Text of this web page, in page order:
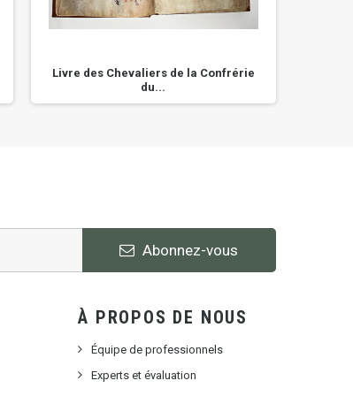
Livre des Chevaliers de la Confrérie
du...
Abonnez-vous
À PROPOS DE NOUS
Équipe de professionnels
Experts et évaluation